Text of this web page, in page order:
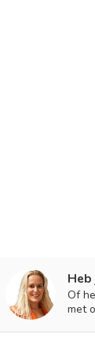
Of
met